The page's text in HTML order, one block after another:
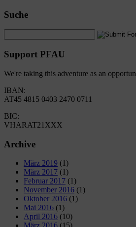
Suche
Support PFAU
We're taking this adventure as an
IBAN:
AT45 4815 0403 2470 0711
BIC:
VHARAT21XXX
Archive
März 2019 (1)
März 2017 (1)
Februar 2017 (1)
November 2016 (1)
Oktober 2016 (1)
Mai 2016 (1)
April 2016 (10)